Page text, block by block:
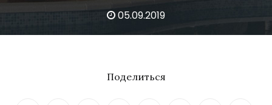
05.09.2019
Поделиться